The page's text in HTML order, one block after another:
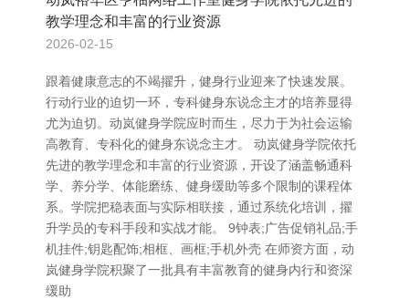
教学理念和丰富的行业资源
2026-02-15
跟着健康意志的不竭擢升，健身行业迎来了快速发展。
行动行业的迫切一环，专科健身东说念主才的培养显得
尤为迫切。动岚健身学院应时而生，尽力于为社会运输
高教育、专科化的健身东说念主才。 动岚健身学院依托
先进的教学理念和丰富的行业资源，开设了涵盖畅通科
学、养分学、体能磨练、健身缓助等多个限制的课程体
系。学院把稳表面与实际相联接，通过系统化培训，擢
升学员的专科手段和实战才能。 9钟表;广告促销礼品;手
机挂件;钥匙配饰;相框、画框;手机外壳 在师资方面，动
岚健身学院积聚了一批具有丰富教育的健身内行和资深
缓助